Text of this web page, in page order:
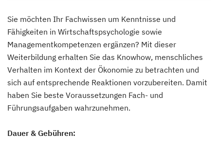
Sie möchten Ihr Fachwissen um Kenntnisse und
Fähigkeiten in Wirtschaftspsychologie sowie
Managementkompetenzen ergänzen? Mit dieser
Weiterbildung erhalten Sie das Knowhow, menschliches
Verhalten im Kontext der Ökonomie zu betrachten und
sich auf entsprechende Reaktionen vorzubereiten. Damit
haben Sie beste Voraussetzungen Fach- und
Führungsaufgaben wahrzunehmen.
Dauer & Gebühren: